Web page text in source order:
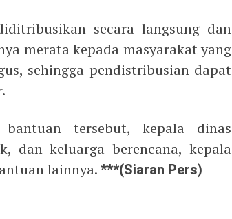
secara langsung dan
merata kepada masyarakat yang
sehingga pendistribusian dapat
tersebut, kepala dinas
dan keluarga berencana, kepala
lainnya.***(Siaran Pers)